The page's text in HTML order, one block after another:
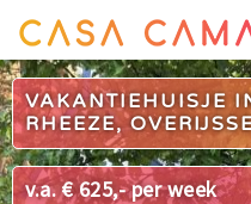
PRIJZEN WONING
VAKANTIEHUISJE
RHEEZE,
v.a. € 625,- per week